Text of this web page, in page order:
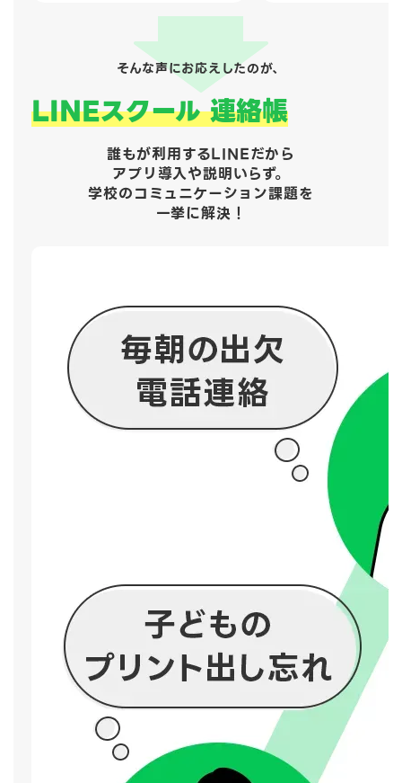
そんな声にお応えしたのが、
LINEスクール 連絡帳
誰もが利用するLINEだから
アプリ導入や説明いらず。
学校のコミュニケーション課題を
一挙に解決！